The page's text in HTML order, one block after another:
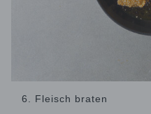
6. Fleisch braten